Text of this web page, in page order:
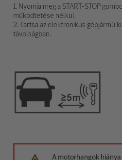
1. Nyomja meg a START-STOP
működtetése nélkül.
2. Tartsa az elektronikus gépjármű
távolságban.
A motorhangok